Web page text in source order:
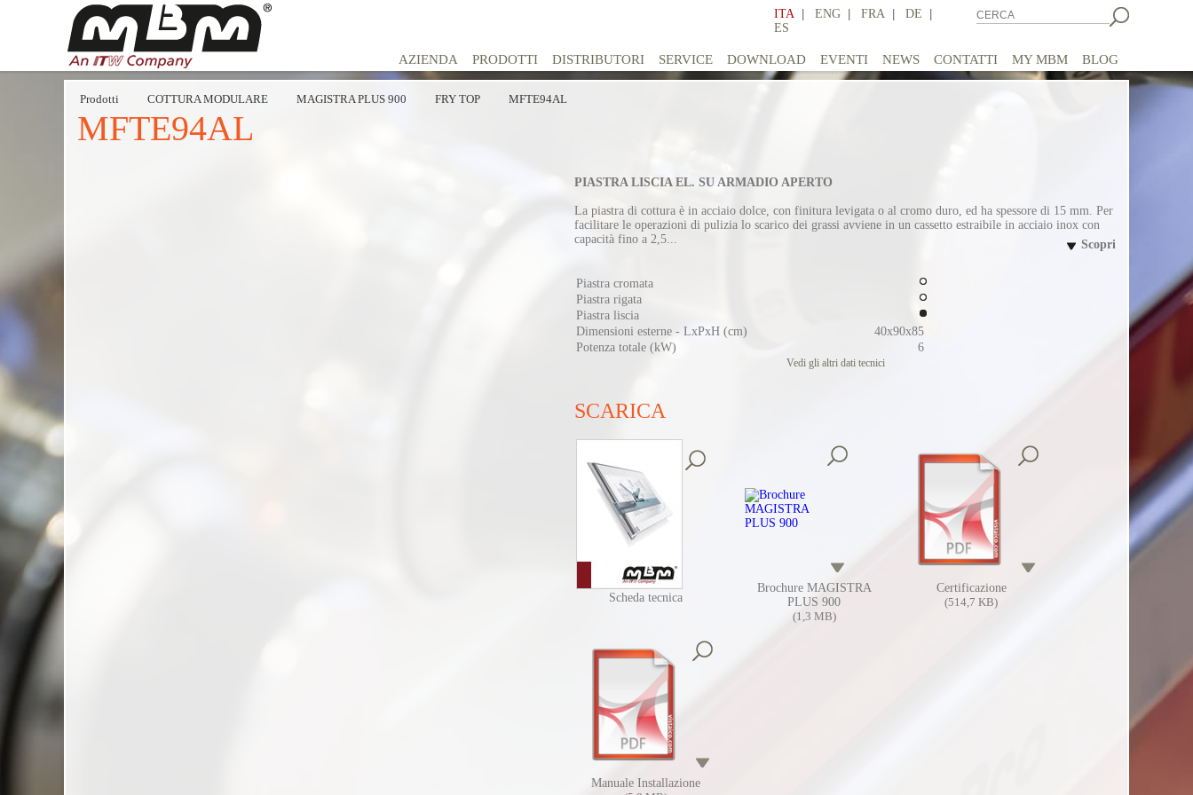
ITA | ENG | FRA | DE |
ES
AZIENDA PRODOTTI DISTRIBUTORI SERVICE DOWNLOAD EVENTI NEWS CONTATTI MY MBM BLOG
Prodotti COTTURA MODULARE MAGISTRA PLUS 900 FRY TOP MFTE94AL
MFTE94AL
PIASTRA LISCIA EL. SU ARMADIO APERTO
La piastra di cottura è in acciaio dolce, con finitura levigata o al cromo duro, ed ha spessore di 15 mm. Per
facilitare le operazioni di pulizia lo scarico dei grassi avviene in un cassetto estraibile in acciaio inox con
capacità fino a 2,5...
Scopri
Piastra cromata
Piastra rigata
Piastra liscia
Dimensioni esterne - LxPxH (cm)
40x90x85
Potenza totale (kW)
6
Vedi gli altri dati tecnici
SCARICA
Scheda tecnica
Brochure MAGISTRA
PLUS 900
(1,3 MB)
Certificazione
(514,7 KB)
Manuale Installazione